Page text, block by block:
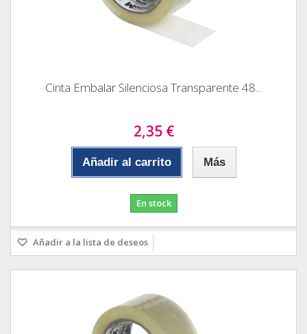
Cinta Embalar Silenciosa Transparente 48...
2,35 €
Añadir al carrito Más
En stock
Añadir a la lista de deseos